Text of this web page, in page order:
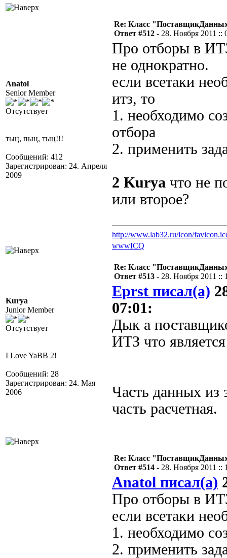
Anatol
Senior Member
Отсутствует
тыц, пыц, тыц!!!
Сообщений: 412
Зарегистрирован: 24. Апреля
2009
Re: Класс
Ответ #512 - 28. Ноября 2011 ::
Про отборы в
не однократно.
если всетаки
итз, то
1. необходимо
отбора
2. применить
2 Kurya что не
или второе?
http://www.lab32.ru/icon/
wwwICQ
Kurya
Junior Member
Отсутствует
I Love YaBB 2!
Сообщений: 28
Зарегистрирован: 24. Мая
2006
Re: Класс
Ответ #513 - 28. Ноября 2011 ::
Eprst писал(а)
07:01:
Дык а
ИТЗ что
Часть данных из
часть расчетная.
Re: Класс
Ответ #514 - 28. Ноября 2011 ::
Anatol писал(а)
Про отборы в
если всетаки
1. необходимо
2. применить